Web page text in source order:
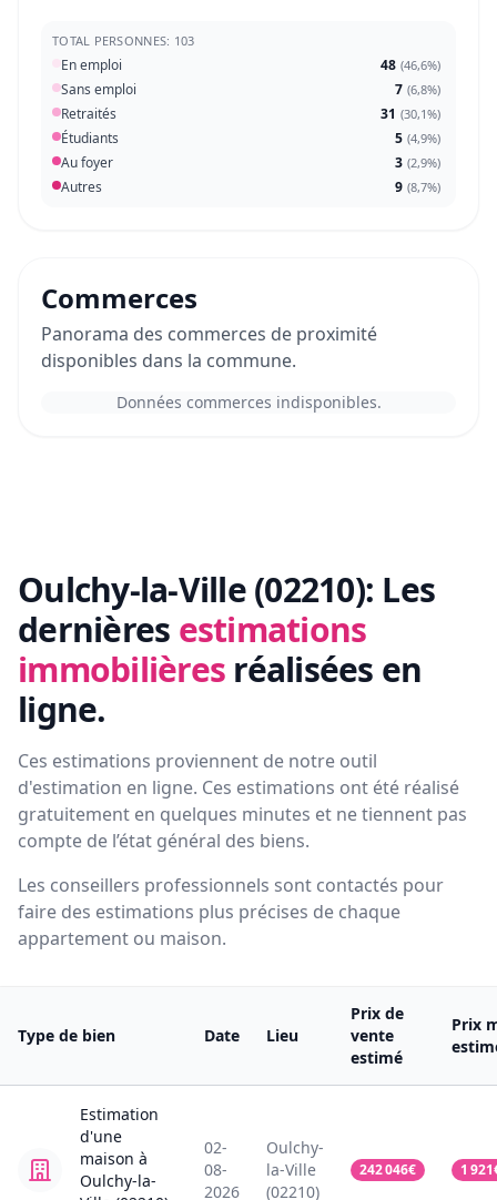
TOTAL PERSONNES: 103
En emploi 48 (46,6%)
Sans emploi 7 (6,8%)
Retraités 31 (30,1%)
Étudiants 5 (4,9%)
Au foyer 3 (2,9%)
Autres 9 (8,7%)
Commerces
Panorama des commerces de proximité
disponibles dans la commune.
Données commerces indisponibles.
Oulchy-la-Ville (02210): Les
dernières estimations
immobilières réalisées en
ligne.
Ces estimations proviennent de notre outil
d'estimation en ligne. Ces estimations ont été réalisé
gratuitement en quelques minutes et ne tiennent pas
compte de l’état général des biens.
Les conseillers professionnels sont contactés pour
faire des estimations plus précises de chaque
appartement ou maison.
Type de bien Date Lieu
Prix de
vente
estimé
Prix
Estimation
d'une
maison à
Oulchy-la-
02-
08-
2026
Oulchy-
la-Ville
(02210)
242 046€ 1 921